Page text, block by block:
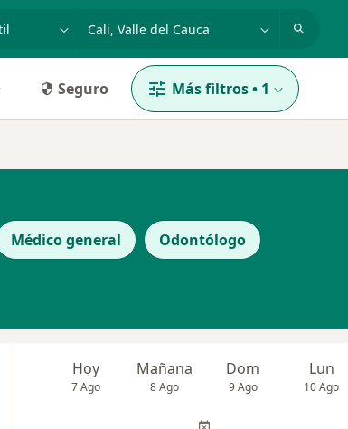
Seguro Más filtros• 1
Médico general Odontólogo
Hoy
7 Ago
Mañana
8 Ago
Dom
9 Ago
Lun
10 Ago